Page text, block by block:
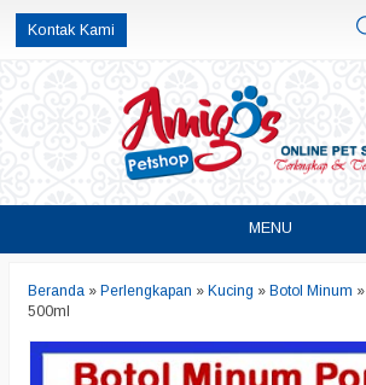
Kontak Kami
MENU
Beranda » Perlengkapan » Kucing » Botol Minum »
500ml